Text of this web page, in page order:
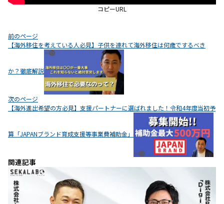
コピーURL
投
稿
ビ
ー
シ
ン
前のページ
【海外移住を考えている人必見】子供を連れて海外移住は何歳でするべき
か？徹底解説
次のページ
【海外進出希望の方必見】支援パートナーに選ばれました！令和4年度当初予
算「JAPANブランド育成支援等事業費補助金」
関連記事